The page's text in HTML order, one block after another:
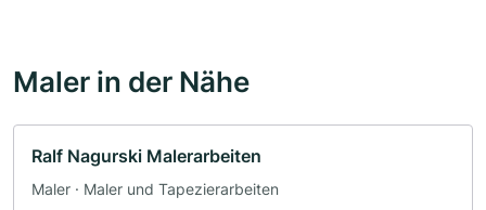
Maler in der Nähe
Ralf Nagurski Malerarbeiten
Maler · Maler und Tapezierarbeiten